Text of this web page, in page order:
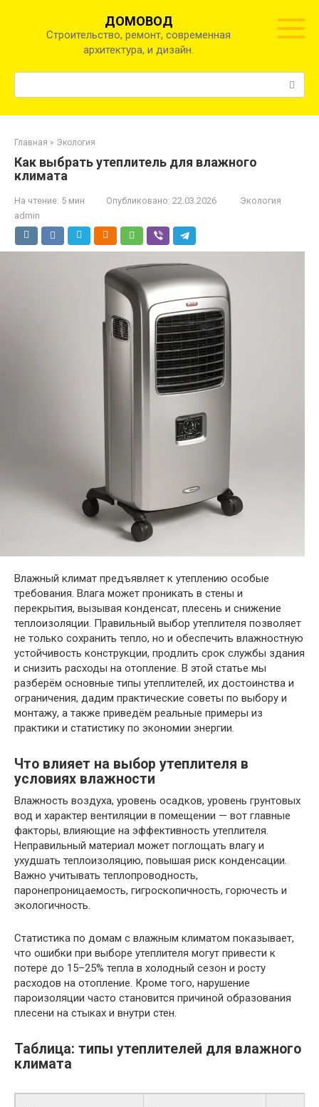
ДОМОВОД
Строительство, ремонт, современная
архитектура, и дизайн.
Главная » Экология
Как выбрать утеплитель для влажного
климата
На чтение: 5 мин Опубликовано: 22.03.2026
Экология
admin
Влажный климат предъявляет к утеплению особые
требования. Влага может проникать в стены и
перекрытия, вызывая конденсат, плесень и снижение
теплоизоляции. Правильный выбор утеплителя позволяет
не только сохранить тепло, но и обеспечить влажностную
устойчивость конструкции, продлить срок службы здания
и снизить расходы на отопление. В этой статье мы
разберём основные типы утеплителей, их достоинства и
ограничения, дадим практические советы по выбору и
монтажу, а также приведём реальные примеры из
практики и статистику по экономии энергии.
Что влияет на выбор утеплителя в
условиях влажности
Влажность воздуха, уровень осадков, уровень грунтовых
вод и характер вентиляции в помещении — вот главные
факторы, влияющие на эффективность утеплителя.
Неправильный материал может поглощать влагу и
ухудшать теплоизоляцию, повышая риск конденсации.
Важно учитывать теплопроводность,
паронепроницаемость, гигроскопичность, горючесть и
экологичность.
Статистика по домам с влажным климатом показывает,
что ошибки при выборе утеплителя могут привести к
потере до 15–25% тепла в холодный сезон и росту
расходов на отопление. Кроме того, нарушение
пароизоляции часто становится причиной образования
плесени на стыках и внутри стен.
Таблица: типы утеплителей для влажного
климата